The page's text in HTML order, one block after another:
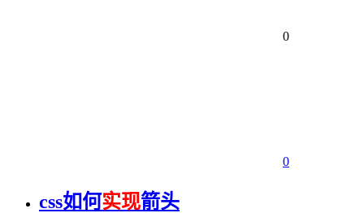
0
0
css如何实现箭头